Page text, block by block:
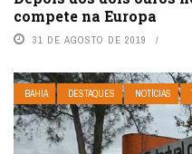
compete na Europa
31 DE AGOSTO DE 2019
BAHIA DESTAQUES NOTÍCIAS